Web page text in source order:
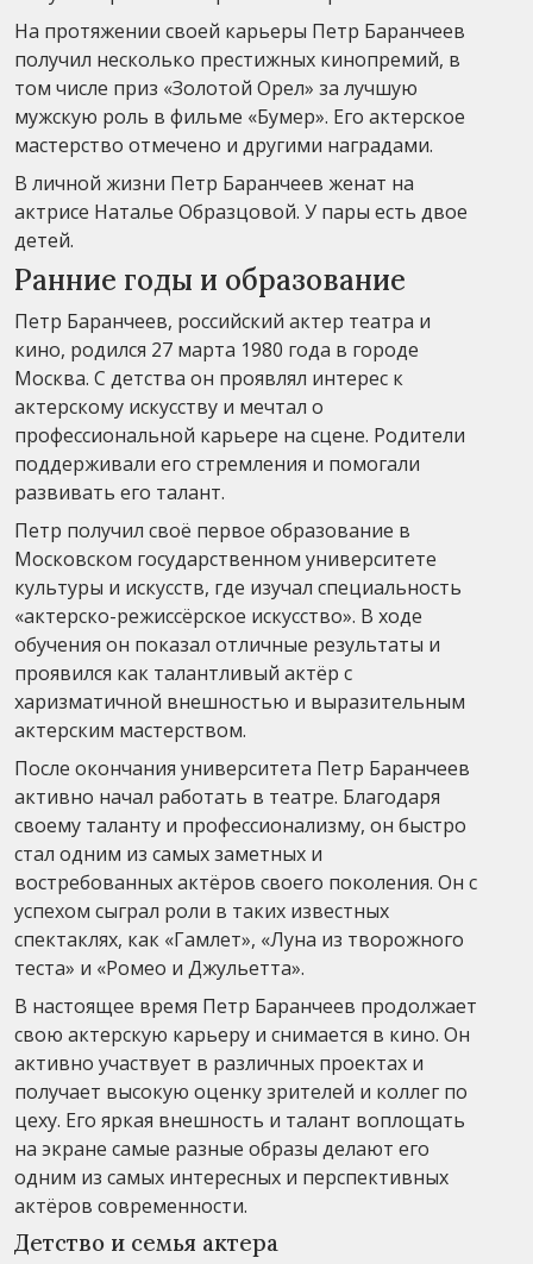
На протяжении своей карьеры Петр Баранчеев
получил несколько престижных кинопремий, в
том числе приз «Золотой Орел» за лучшую
мужскую роль в фильме «Бумер». Его актерское
мастерство отмечено и другими наградами.
В личной жизни Петр Баранчеев женат на
актрисе Наталье Образцовой. У пары есть двое
детей.
Ранние годы и образование
Петр Баранчеев, российский актер театра и
кино, родился 27 марта 1980 года в городе
Москва. С детства он проявлял интерес к
актерскому искусству и мечтал о
профессиональной карьере на сцене. Родители
поддерживали его стремления и помогали
развивать его талант.
Петр получил своё первое образование в
Московском государственном университете
культуры и искусств, где изучал специальность
«актерско-режиссёрское искусство». В ходе
обучения он показал отличные результаты и
проявился как талантливый актёр с
харизматичной внешностью и выразительным
актерским мастерством.
После окончания университета Петр Баранчеев
активно начал работать в театре. Благодаря
своему таланту и профессионализму, он быстро
стал одним из самых заметных и
востребованных актёров своего поколения. Он с
успехом сыграл роли в таких известных
спектаклях, как «Гамлет», «Луна из творожного
теста» и «Ромео и Джульетта».
В настоящее время Петр Баранчеев продолжает
свою актерскую карьеру и снимается в кино. Он
активно участвует в различных проектах и
получает высокую оценку зрителей и коллег по
цеху. Его яркая внешность и талант воплощать
на экране самые разные образы делают его
одним из самых интересных и перспективных
актёров современности.
Детство и семья актера